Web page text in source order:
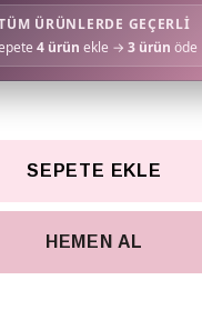
ÜRÜNLERDE GEÇERLİ
4 ürün ekle →3 ürün öde
SEPETE EKLE
HEMEN AL